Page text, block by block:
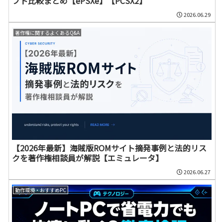
2026.06.29
著作権に関するよくあるQ&A
【2026年最新】海賊版ROMサイト摘発事例と法的リス
クを著作権相談員が解説【エミュレータ】
2026.06.27
動作環境・おすすめPC